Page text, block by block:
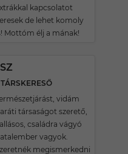
kapcsolatot
de lehet komoly
Mottóm élj a mának!
vidám
társaságot szerető,
családra vágyó
vagyok.
megismerkedni